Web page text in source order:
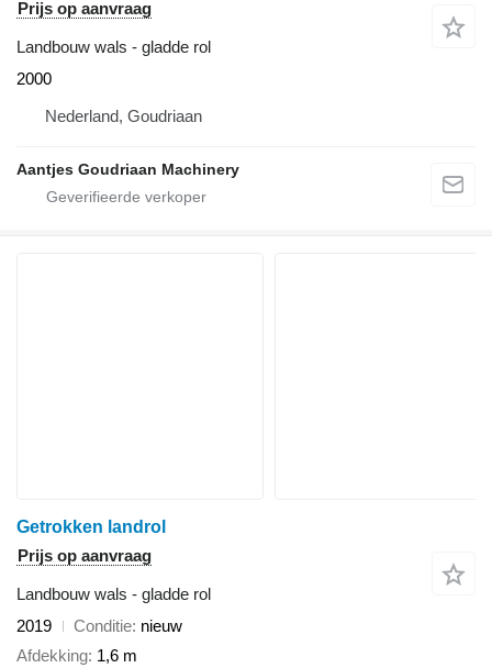
Prijs op aanvraag
Landbouw wals - gladde rol
2000
Nederland, Goudriaan
Aantjes Goudriaan Machinery
Getrokken landrol
Prijs op aanvraag
Landbouw wals - gladde rol
2019
Conditie nieuw
Afdekking 1,6 m